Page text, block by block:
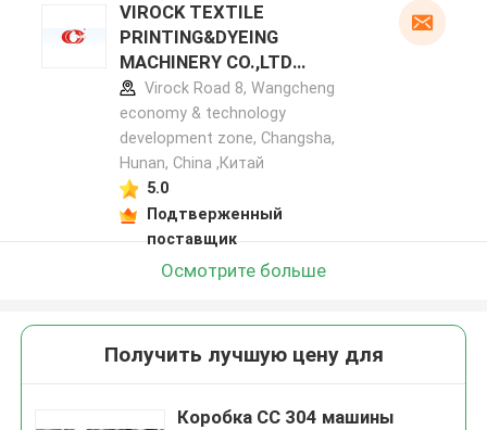
VIROCK TEXTILE
PRINTING&DYEING
MACHINERY CO.,LTD
профиль производителя
Virock Road 8, Wangcheng
economy & technology
development zone, Changsha,
Hunan, China ,Китай
5.0
Подтверженный
поставщик
Осмотрите больше
Получить лучшую цену для
Коробка СС 304 машины